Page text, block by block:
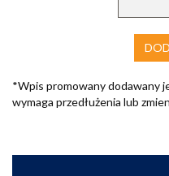
*Wpis promowany dodawany
wymaga przedłużenia lub